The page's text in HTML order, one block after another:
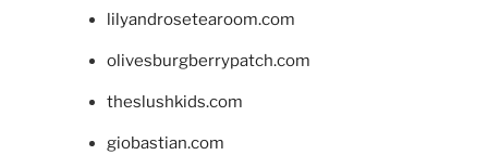
lilyandrosetearoom.com
olivesburgberrypatch.com
theslushkids.com
giobastian.com